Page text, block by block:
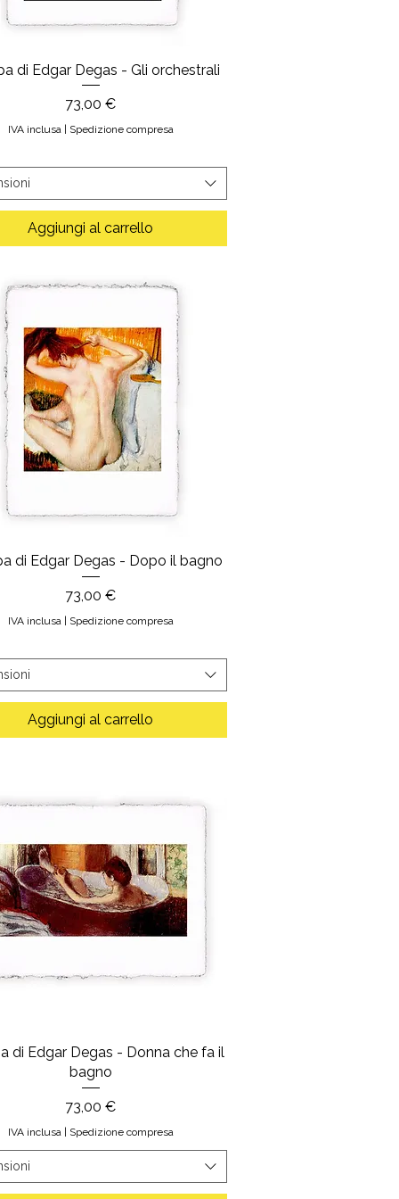
di Edgar Degas - Gli orchestrali
Prezzo
73,00 €
IVA inclusa| Spedizione compresa
Aggiungi al carrello
di Edgar Degas - Dopo il bagno
Prezzo
73,00 €
IVA inclusa| Spedizione compresa
Aggiungi al carrello
di Edgar Degas - Donna che fa il
bagno
Prezzo
73,00 €
IVA inclusa| Spedizione compresa